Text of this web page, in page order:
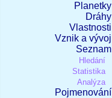
Planetky
Dráhy
Vlastnosti
Vznik a vývoj
Seznam
Hledání
Statistika
Analýza
Pojmenování